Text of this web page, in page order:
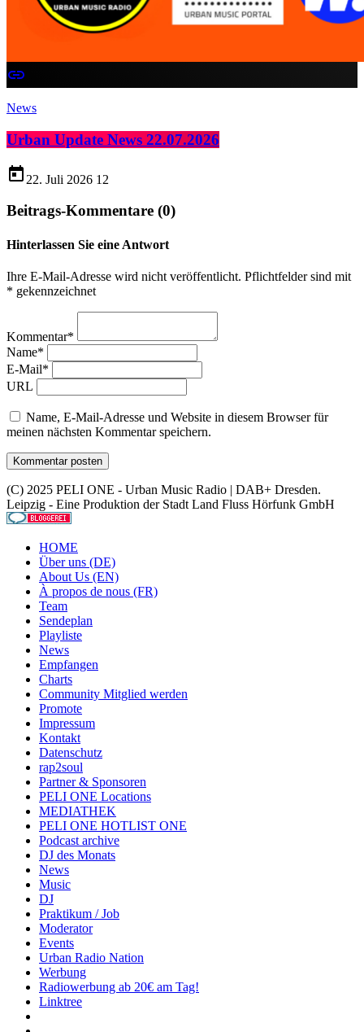
insert_link
News
Urban Update News 22.07.2026
today 22. Juli 2026 12
Beitrags-Kommentare (0)
Hinterlassen Sie eine Antwort
Ihre E-Mail-Adresse wird nicht veröffentlicht. Pflichtfelder sind mit
* gekennzeichnet
Kommentar*
Name*
E-Mail*
URL
Name, E-Mail-Adresse und Website in diesem Browser für
meinen nächsten Kommentar speichern.
(C) 2025 PELI ONE - Urban Music Radio | DAB+ Dresden.
Leipzig - Eine Produktion der Stadt Land Fluss Hörfunk GmbH
HOME
Über uns (DE)
About Us (EN)
À propos de nous (FR)
Team
Sendeplan
Playliste
News
Empfangen
Charts
Community Mitglied werden
Promote
Impressum
Kontakt
Datenschutz
rap2soul
Partner & Sponsoren
PELI ONE Locations
MEDIATHEK
PELI ONE HOTLIST ONE
Podcast archive
DJ des Monats
News
Music
DJ
Praktikum / Job
Moderator
Events
Urban Radio Nation
Werbung
Radiowerbung ab 20€ am Tag!
Linktree